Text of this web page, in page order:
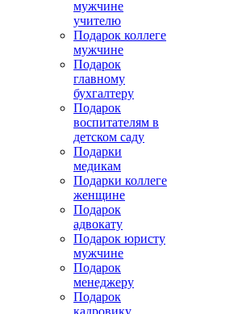
мужчине
учителю
Подарок коллеге
мужчине
Подарок
главному
бухгалтеру
Подарок
воспитателям в
детском саду
Подарки
медикам
Подарки коллеге
женщине
Подарок
адвокату
Подарок юристу
мужчине
Подарок
менеджеру
Подарок
кадровику